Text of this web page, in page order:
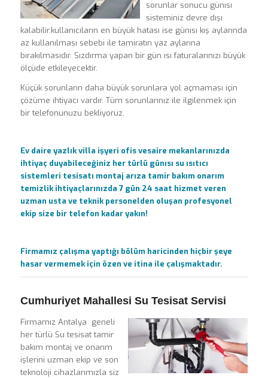
sorunlar sonucu günısı
sisteminiz devre dışı
kalabilir.kullanıcıların en büyük hatası ise günısı kış aylarında
az kullanılması sebebi ile tamiratın yaz aylarına
bırakılmasıdır. Sızdırma yapan bir gün ısı faturalarınızı büyük
ölçüde etkileyecektir.
Küçük sorunların daha büyük sorunlara yol açmaması için
çözüme ihtiyacı vardır. Tüm sorunlarınız ile ilgilenmek için
bir telefonunuzu bekliyoruz.
Ev daire yazlık villa işyeri ofis vesaire mekanlarınızda
ihtiyaç duyabileceğiniz her türlü günısı su ısıtıcı
sistemleri tesisatı montaj arıza tamir bakım onarım
temizlik ihtiyaçlarınızda 7 gün 24 saat hizmet veren
uzman usta ve teknik personelden oluşan profesyonel
ekip size bir telefon kadar yakın!
Firmamız çalışma yaptığı bölüm haricinden hiçbir şeye
hasar vermemek için özen ve itina ile çalışmaktadır.
Cumhuriyet Mahallesi Su Tesisat Servisi
Firmamız Antalya geneli
her türlü Su tesisat tamir
bakım montaj ve onarım
işlerini uzman ekip ve son
teknoloji cihazlarımızla siz